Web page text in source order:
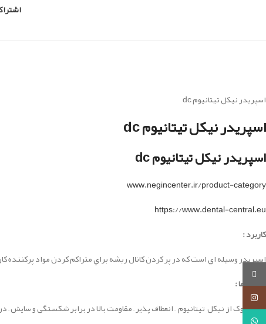
اسپریدر نیکل تیتانیوم dc
اسپریدر نیکل تیتانیوم dc
اسپریدر نیکل تیتانیوم dc
www.negincenter.ir/product-category
https://www.dental-central.eu
کاربرد :
اسپریدر وسيله اي است كه در پر كردن كانال ريشه براي متراكم كردن مواد پركننده
ویژگی ها :
جنس نوک از نیکل تیتانیوم – انعطاف پذیر – مقاومت بالا در برابر شکستگی و سایش – در 7 سایز